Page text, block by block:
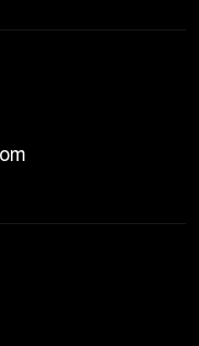
– আদাবুল মুরিদ